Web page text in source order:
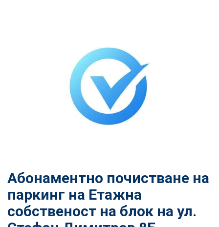
Абонаментно почистване на
паркинг на Етажна
собственост на блок на ул.